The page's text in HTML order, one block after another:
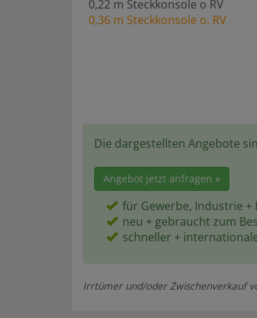
0,22 m Steckkonsole o RV
0,36 m Steckkonsole o. RV
Die dargestellten Angebote
Angebot jetzt anfragen »
für Gewerbe, Industrie +
neu + gebraucht zum
schneller +
Irrtümer und/oder Zwischenverkauf